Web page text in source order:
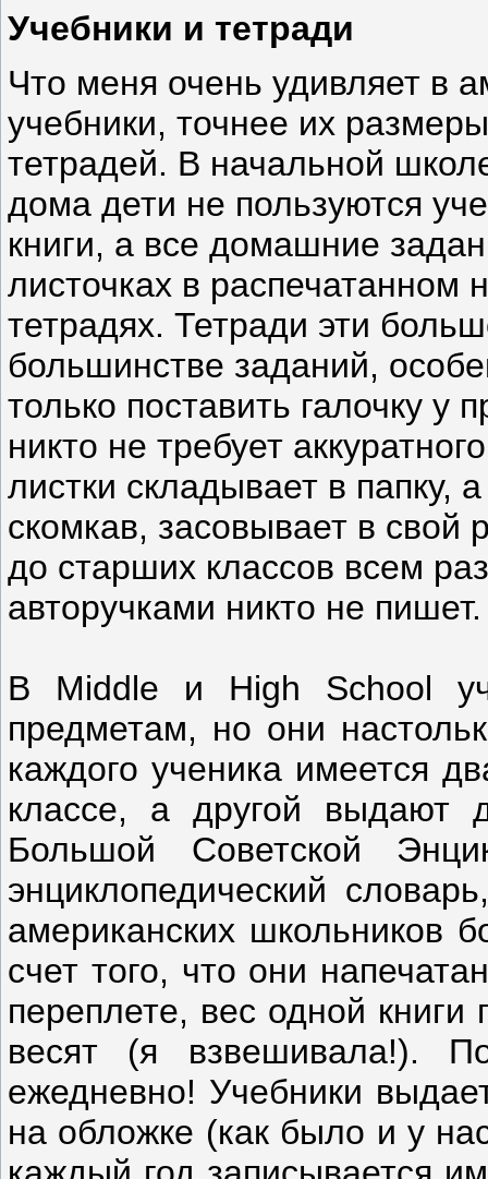
Учебники и тетради
Что меня очень удивляет в
учебники, точнее их
тетрадей. В начальной
дома дети не пользуются
книги, а все домашние
листочках в распечатанном
тетрадях. Тетради эти
большинстве заданий,
только поставить галочку у
никто не требует
листки складывает в папку,
скомкав, засовывает в свой
до старших классов всем
авторучками никто не пишет.
В Middle и High School
предметам, но они
каждого ученика имеется
классе, а другой выдают
Большой Советской
энциклопедический
американских школьников
счет того, что они
переплете, вес одной
весят (я взвешивала!).
ежедневно! Учебники
на обложке (как было и у